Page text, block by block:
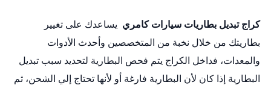
كراج تبديل بطاريات سيارات كامري يساعدك على تغيير
بطاريتك من خلال نخبة من المتخصصين وأحدث الأدوات
والمعدات، فداخل الكراج يتم فحص البطارية لتحديد سبب تبديل
البطارية إذا كان لأن البطارية فارغة أو لأنها تحتاج إلي الشحن، ثم